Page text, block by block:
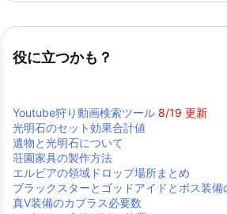
役に立つかも？
Youtube狩り動画検索ツール 8/19 更新
光明石のセット効果合計値
遺物と光明石について
荘園家具の製作方法
エルビアの領域ドロップ場所まとめ
ブラックスターとゴッドアイドとボス装備
真Ⅴ装備のカプラス必要数